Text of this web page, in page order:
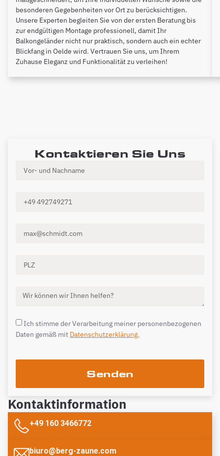
besonderen Gegebenheiten vor Ort zu berücksichtigen.
Unsere Experten begleiten Sie von der ersten Beratung bis
zur endgültigen Montage professionell, damit Ihr
Balkongeländer nicht nur praktisch, sondern auch ein echter
Blickfang in Oelde wird. Vertrauen Sie uns, um Ihrem
Zuhause Eleganz und Funktionalität zu verleihen!
Kontaktieren Sie Uns
Ich stimme der Verarbeitung meiner personenbezogenen
Daten gemäß mit Datenschutzerklärung.
Senden
Kontaktinformation
+49 160 3466772
biuro@berg-zaune.com